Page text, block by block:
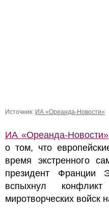
Источник: ИА «Ореанда-Новости»
ИА «Ореанда-Новости»
о том, что
время экстренного
президент Франции
вспыхнул
миротворческих войск